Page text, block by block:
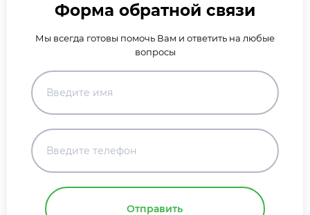
Форма обратной связи
Мы всегда готовы помочь Вам и ответить на любые
вопросы
Отправить